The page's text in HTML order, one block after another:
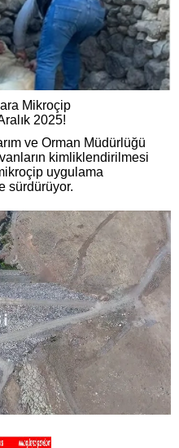
Mikroçip
2025!
ve Orman Müdürlüğü
kimliklendirilmesi
uygulama
sürdürüyor.